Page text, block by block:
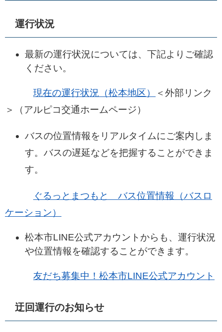
運行状況
最新の運行状況については、下記よりご確認
ください。
現在の運行状況（松本地区）
＜外部リンク
＞
（アルピコ交通ホームページ）​
バスの位置情報をリアルタイムにご案内しま
す。バスの遅延などを把握することができま
す。
ぐるっとまつもと バス位置情報（バスロ
ケーション）
松本市LINE公式アカウントからも、運行状況
や位置情報を確認することができます。
友だち募集中！松本市LINE公式アカウント
迂回運行のお知らせ